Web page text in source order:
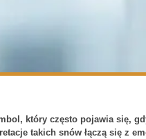
który często pojawia się,
takich snów łączą się z